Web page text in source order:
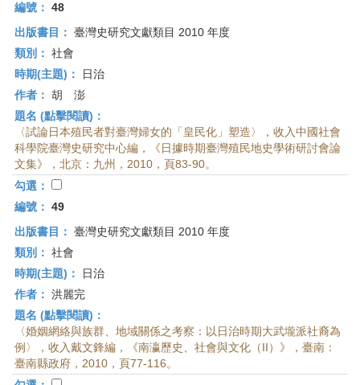
編號： 48
出版書目： 臺灣史研究文獻類目 2010 年度
類別： 社會
時期(主題)：
日治
作者： 胡 澎
題名 (點擊閱讀)：
〈試論日本殖民者對臺灣婦女的「皇民化」塑造〉，收入中國社會
科學院臺灣史研究中心編，《日據時期臺灣殖民地史學術研討會論
文集》，北京：九州，2010，頁83-90。
勾選：
編號： 49
出版書目： 臺灣史研究文獻類目 2010 年度
類別： 社會
時期(主題)：
日治
作者： 洪麗完
題名 (點擊閱讀)：
〈婚姻網絡與族群、地域關係之考察：以日治時期大武壠派社裔為
例〉，收入戴文鋒編，《南瀛歷史、社會與文化（II）》，臺南：
臺南縣政府，2010，頁77-116。